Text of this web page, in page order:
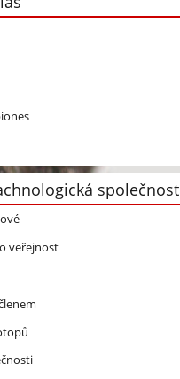
společnost
veřejnost